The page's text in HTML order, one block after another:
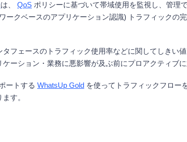
は、 QoS ポリシーに基づいて帯域使用を監視し、管理
ークベースのアプリケーション認識) トラフィック
フェースのトラフィック使用率などに関してしきい
ーション・業務に悪影響が及ぶ前にプロアクティブに
ートする WhatsUp Gold を使ってトラフィックフロー
す。